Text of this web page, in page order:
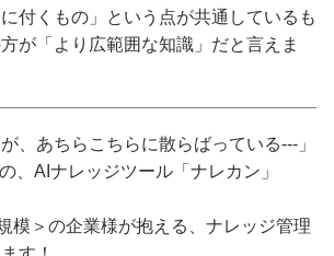
付くもの」という点が共通しているも
が「より広範囲な知識」だと言えま
、あちらこちらに散らばっている---」
、AIナレッジツール「ナレカン」
模＞の企業様が抱える、ナレッジ管理